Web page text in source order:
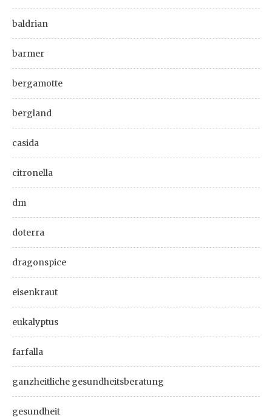
baldrian
barmer
bergamotte
bergland
casida
citronella
dm
doterra
dragonspice
eisenkraut
eukalyptus
farfalla
ganzheitliche gesundheitsberatung
gesundheit